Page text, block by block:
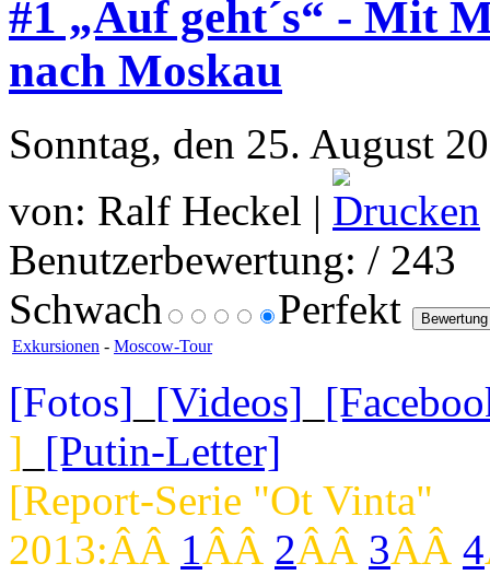
#1 „Auf geht´s“ - Mit
nach Moskau
Sonntag, den 25. August
von: Ralf Heckel |
Benutzerbewertung: / 243
Schwach
Perfekt
Exkursionen - Moscow-Tour
[Fotos] [Videos]
] [Putin-Letter]
[Report-Serie "Ot Vinta"
2013:ÂÂ 1ÂÂ 2ÂÂ 3ÂÂ 4